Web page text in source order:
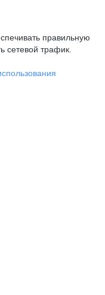
правильную
сетевой трафик.